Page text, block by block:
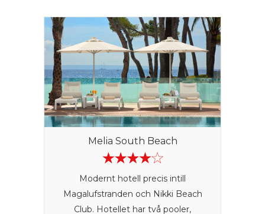
Melia South Beach
Modernt hotell precis intill
Magalufstranden och Nikki Beach
Club. Hotellet har två pooler,